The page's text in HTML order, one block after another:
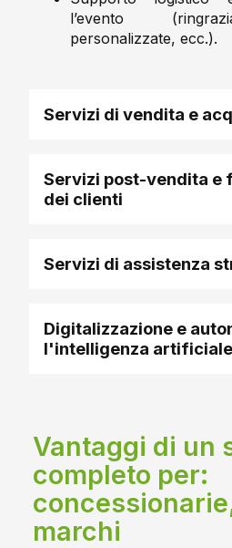
l’evento
personalizzate, ecc.).
Servizi di vendita e
Servizi post-vendita e
dei clienti
Servizi di assistenza
Digitalizzazione e
l'intelligenza artificiale
Vantaggi di un
completo per:
marchi